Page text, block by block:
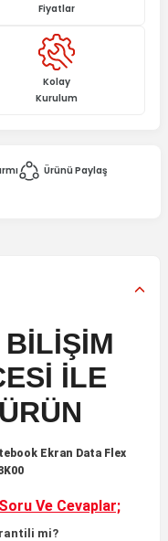
Fiyatlar
Kolay
Kurulum
Ürünü Paylaş
İLE
Ekran Data Flex
Soru Ve Cevaplar;
mi?